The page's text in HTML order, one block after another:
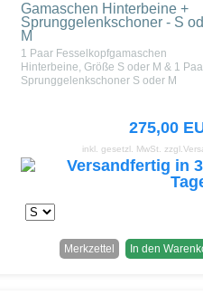
Gamaschen Hinterbeine +
Sprunggelenkschoner - S
M
1 Paar Fesselkopfgamaschen
Hinterbeine, Größe S oder M & 1
Sprunggelenkschoner S oder M
275,00
inkl. gesetzl. MwSt.
In den
Merkzettel